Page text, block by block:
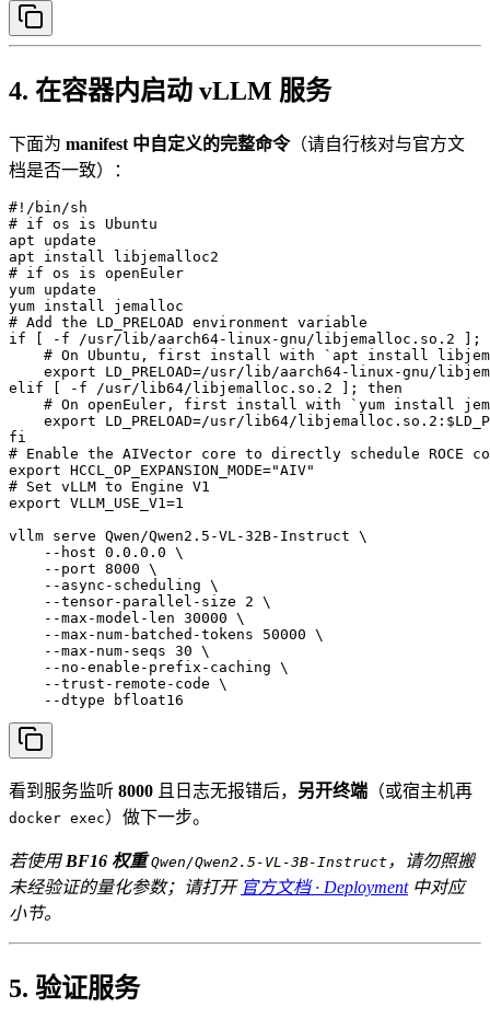
4. 在容器内启动 vLLM 服务
下面为 manifest 中自定义的完整命令（请自行核对与官方文
档是否一致）：
#!/bin/sh
# if os is Ubuntu
apt update
apt install libjemalloc2
# if os is openEuler
yum update
yum install jemalloc
# Add the LD_PRELOAD environment variable
if [ -f /usr/lib/aarch64-linux-gnu/libjemalloc.so.2 ];
# On Ubuntu, first install with `apt install
export LD_PRELOAD=/usr/lib/aarch64-linux-gnu/
elif [ -f /usr/lib64/libjemalloc.so.2 ]; then
# On openEuler, first install with `yum install
export LD_PRELOAD=/usr/lib64/
fi
# Enable the AIVector core to directly schedule ROCE
export HCCL_OP_EXPANSION_MODE="AIV"
# Set vLLM to Engine V1
export VLLM_USE_V1=1
vllm serve Qwen/Qwen2.5-VL-32B-Instruct \
    --host 0.0.0.0 \
    --port 8000 \
    --async-scheduling \
    --tensor-parallel-size 2 \
    --max-model-len 30000 \
    --max-num-batched-tokens 50000 \
    --max-num-seqs 30 \
    --no-enable-prefix-caching \
    --trust-remote-code \
    --dtype bfloat16
看到服务监听 8000 且日志无报错后， 另开终端 （或宿主机再
docker exec）做下一步。
若使用 BF16 权重 Qwen/Qwen2.5-VL-3B-Instruct ，请勿照搬
未经验证的量化参数；请打开 官方文档 · Deployment中对应
小节。
5. 验证服务